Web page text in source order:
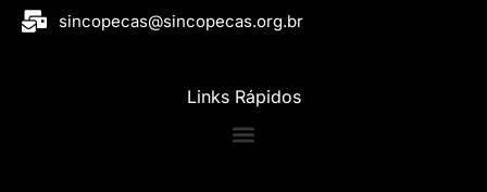
sincopecas@sincopecas.org.br
Links Rápidos